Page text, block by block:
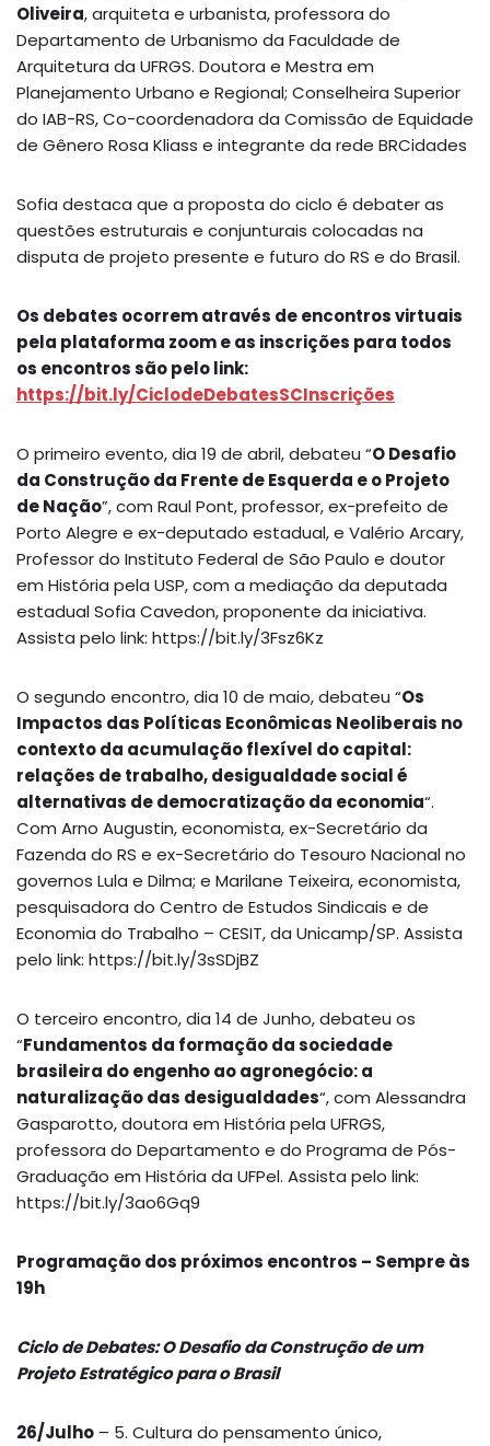
Oliveira, arquiteta e urbanista, professora do
Departamento de Urbanismo da Faculdade de
Arquitetura da UFRGS. Doutora e Mestra em
Planejamento Urbano e Regional; Conselheira Superior
do IAB-RS, Co-coordenadora da Comissão de Equidade
de Gênero Rosa Kliass e integrante da rede BRCidades
Sofia destaca que a proposta do ciclo é debater as
questões estruturais e conjunturais colocadas na
disputa de projeto presente e futuro do RS e do Brasil.
Os debates ocorrem através de encontros virtuais
pela plataforma zoom e as inscrições para todos
os encontros são pelo link:
https://bit.ly/CiclodeDebatesSCInscrições
O primeiro evento, dia 19 de abril, debateu “O Desafio
da Construção da Frente de Esquerda e o Projeto
de Nação”, com Raul Pont, professor, ex-prefeito de
Porto Alegre e ex-deputado estadual, e Valério Arcary,
Professor do Instituto Federal de São Paulo e doutor
em História pela USP, com a mediação da deputada
estadual Sofia Cavedon, proponente da iniciativa.
Assista pelo link: https://bit.ly/3Fsz6Kz
O segundo encontro, dia 10 de maio, debateu “Os
Impactos das Políticas Econômicas Neoliberais no
contexto da acumulação flexível do capital:
relações de trabalho, desigualdade social é
alternativas de democratização da economia“.
Com Arno Augustin, economista, ex-Secretário da
Fazenda do RS e ex-Secretário do Tesouro Nacional no
governos Lula e Dilma; e Marilane Teixeira, economista,
pesquisadora do Centro de Estudos Sindicais e de
Economia do Trabalho – CESIT, da Unicamp/SP. Assista
pelo link: https://bit.ly/3sSDjBZ
O terceiro encontro, dia 14 de Junho, debateu os
“Fundamentos da formação da sociedade
brasileira do engenho ao agronegócio: a
naturalização das desigualdades“, com Alessandra
Gasparotto, doutora em História pela UFRGS,
professora do Departamento e do Programa de Pós-
Graduação em História da UFPel. Assista pelo link:
https://bit.ly/3ao6Gq9
Programação dos próximos encontros – Sempre às
19h
Ciclo de Debates: O Desafio da Construção de um
Projeto Estratégico para o Brasil
26/Julho – 5. Cultura do pensamento único,